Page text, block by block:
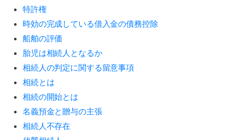
特許権
時効の完成している借入金の債務控除
船舶の評価
胎児は相続人となるか
相続人の判定に関する留意事項
相続とは
相続の開始とは
名義預金と贈与の主張
相続人不存在